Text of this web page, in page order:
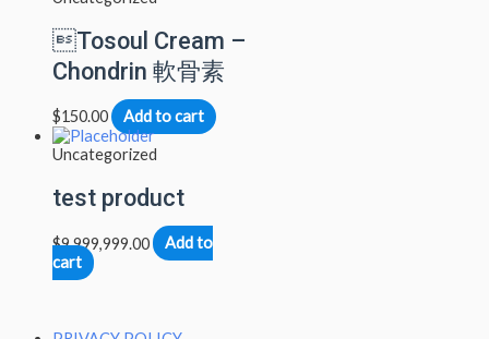
Tosoul Cream –
Chondrin 軟骨素
$150.00 Add to cart
Uncategorized
test product
$9,999,999.00
Add to
cart